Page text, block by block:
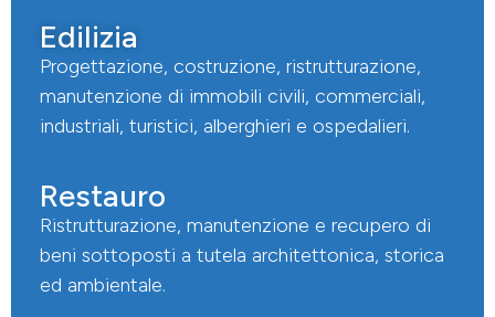
Edilizia
Progettazione, costruzione, ristrutturazione,
manutenzione di immobili civili, commerciali,
industriali, turistici, alberghieri e ospedalieri.
Restauro
Ristrutturazione, manutenzione e recupero di
beni sottoposti a tutela architettonica, storica
ed ambientale.